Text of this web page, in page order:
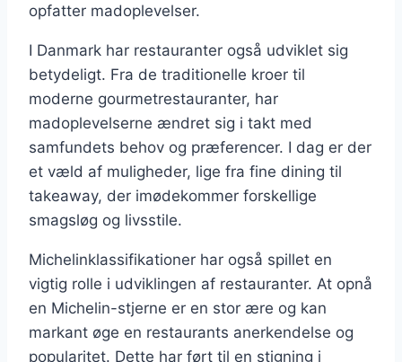
opfatter madoplevelser.
I Danmark har restauranter også udviklet sig
betydeligt. Fra de traditionelle kroer til
moderne gourmetrestauranter, har
madoplevelserne ændret sig i takt med
samfundets behov og præferencer. I dag er der
et væld af muligheder, lige fra fine dining til
takeaway, der imødekommer forskellige
smagsløg og livsstile.
Michelinklassifikationer har også spillet en
vigtig rolle i udviklingen af restauranter. At opnå
en Michelin-stjerne er en stor ære og kan
markant øge en restaurants anerkendelse og
popularitet. Dette har ført til en stigning i